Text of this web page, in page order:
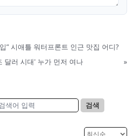
” 시애틀 워터프론트 인근 맛집 어디?
달러 시대' 누가 먼저 여나
»
검색